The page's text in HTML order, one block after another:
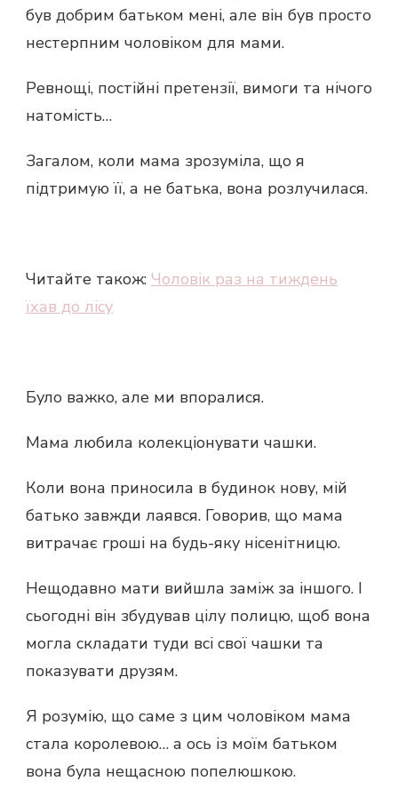
був добрим батьком мені, але він був просто
нестерпним чоловіком для мами.
Ревнощі, постійні претензії, вимоги та нічого
натомість…
Загалом, коли мама зрозуміла, що я
підтримую її, а не батька, вона розлучилася.
Читайте також: Чоловік раз на тиждень
їхав до лісу
Було важко, але ми впоралися.
Мама любила колекціонувати чашки.
Коли вона приносила в будинок нову, мій
батько завжди лаявся. Говорив, що мама
витрачає гроші на будь-яку нісенітницю.
Нещодавно мати вийшла заміж за іншого. І
сьогодні він збудував цілу полицю, щоб вона
могла складати туди всі свої чашки та
показувати друзям.
Я розумію, що саме з цим чоловіком мама
стала королевою… а ось із моїм батьком
вона була нещасною попелюшкою.